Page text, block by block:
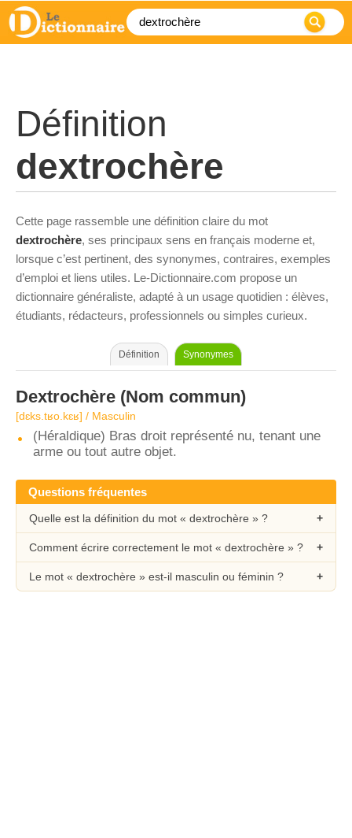
Définition
dextrochère
Cette page rassemble une définition claire du mot
dextrochère, ses principaux sens en français moderne et,
lorsque c’est pertinent, des synonymes, contraires, exemples
d’emploi et liens utiles. Le-Dictionnaire.com propose un
dictionnaire généraliste, adapté à un usage quotidien : élèves,
étudiants, rédacteurs, professionnels ou simples curieux.
Définition Synonymes
Dextrochère (Nom commun)
[dɛks.tʁo.kɛʁ] / Masculin
(Héraldique) Bras droit représenté nu, tenant une
arme ou tout autre objet.
Questions fréquentes
Quelle est la définition du mot « dextrochère » ?
Comment écrire correctement le mot « dextrochère » ?
Le mot « dextrochère » est-il masculin ou féminin ?